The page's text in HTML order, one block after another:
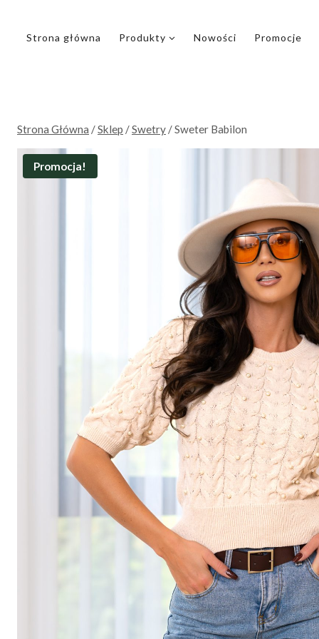
Strona główna Produkty Nowości Promocje
Strona Główna /Sklep /Swetry /Sweter Babilon
Promocja!